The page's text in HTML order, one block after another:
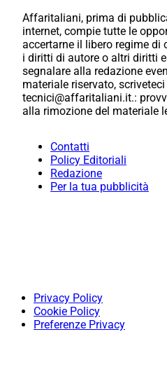
Affaritaliani, prima di
internet, compie tutte le
accertarne il libero regime di
i diritti di autore o altri diritti
segnalare alla redazione
materiale riservato, scriveteci
tecnici@affaritaliani.it.:
alla rimozione del materiale
Contatti
Policy Editoriali
Redazione
Per la tua pubblicità
Privacy Policy
Cookie Policy
Preferenze Privacy